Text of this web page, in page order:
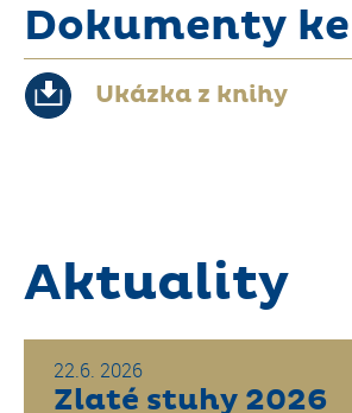
Dokumenty
Ukázka z knihy
Aktuality
22.6. 2026
Zlaté stuhy 2026